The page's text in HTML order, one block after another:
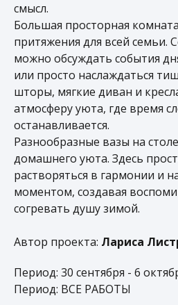
смысл.
Большая просторная
притяжения для всей семьи.
можно обсуждать события
или просто наслаждаться
шторы, мягкие диван и
атмосферу уюта, где время
останавливается.
Разнообразные вазы на
домашнего уюта. Здесь
растворяться в гармонии и
моментом, создавая
согревать душу зимой.
Автор проекта: Лариса
Период: 30 сентября - 6
Период: ВСЕ РАБОТЫ